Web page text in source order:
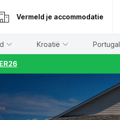
Vermeld je accommodatie
Kroatië Portugal